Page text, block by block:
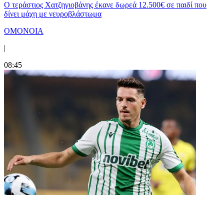
Ο τεράστιος Χατζηγιοβάνης έκανε δωρεά 12.500€ σε παιδί που
δίνει μάχη με νευροβλάστωμα
ΟΜΟΝΟΙΑ
|
08:45